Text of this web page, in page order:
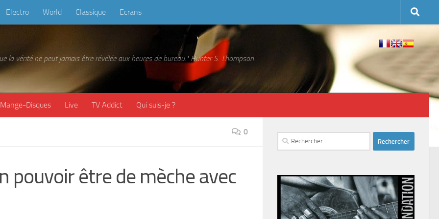
Electro World Classique Ecrans
la vérité ne peut jamais être révélée aux heures de bureau." Hunter S. Thompson
Mange-Disques Live TV Addict Qui suis-je ?
0
pouvoir être de mèche avec
Rechercher :